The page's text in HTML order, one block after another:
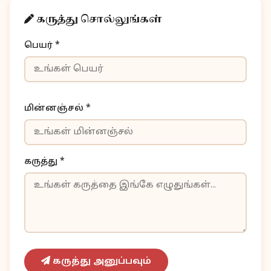
கருத்து சொல்லுங்கள்
பெயர் *
மின்னஞ்சல் *
கருத்து *
கருத்து அனுப்பவும்